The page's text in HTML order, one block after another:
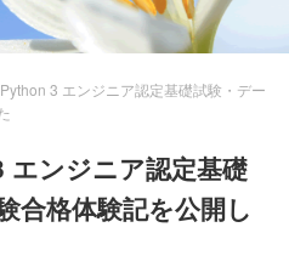
3 エンジニア認定基礎試験・デー
ンジニア認定基礎
合格体験記を公開し